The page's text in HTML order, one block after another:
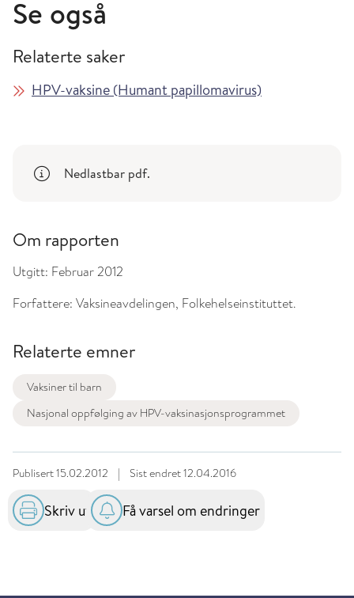
Se også
Relaterte saker
HPV-vaksine (Humant papillomavirus)
Nedlastbar pdf.
Om rapporten
Utgitt: Februar 2012
Forfattere: Vaksineavdelingen, Folkehelseinstituttet.
Relaterte emner
Vaksiner til barn
Nasjonal oppfølging av HPV-vaksinasjonsprogrammet
Publisert15.02.2012 | Sist endret12.04.2016
Skriv ut Få varsel om endringer